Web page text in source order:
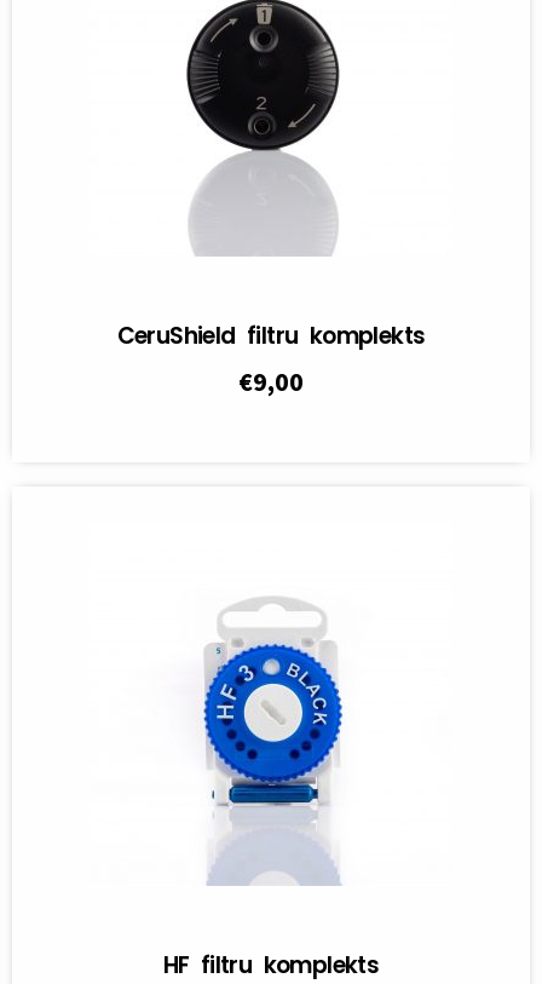
CeruShield filtru komplekts
€9,00
HF filtru komplekts